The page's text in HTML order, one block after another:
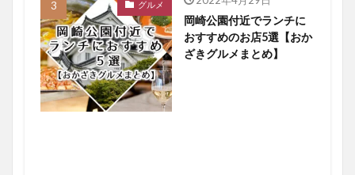
グルメ
岡崎公園付近でランチに
おすすめのお店5選【おか
ざきグルメまとめ】